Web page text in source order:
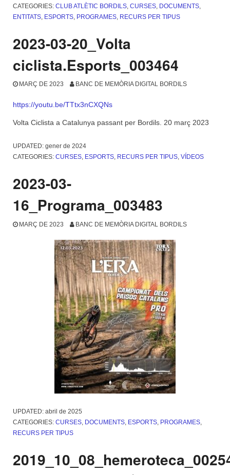
CATEGORIES: CLUB ATLÈTIC BORDILS, CURSES, DOCUMENTS,
ENTITATS, ESPORTS, PROGRAMES, RECURS PER TIPUS
2023-03-20_Volta
ciclista.Esports_003464
MARÇ DE 2023 BANC DE MEMÒRIA DIGITAL BORDILS
https://youtu.be/TTtx3nCXQNs
Volta Ciclista a Catalunya passant per Bordils. 20 març 2023
UPDATED: gener de 2024
CATEGORIES: CURSES, ESPORTS, RECURS PER TIPUS, VÍDEOS
2023-03-
16_Programa_003483
MARÇ DE 2023 BANC DE MEMÒRIA DIGITAL BORDILS
UPDATED: abril de 2025
CATEGORIES: CURSES, DOCUMENTS, ESPORTS, PROGRAMES,
RECURS PER TIPUS